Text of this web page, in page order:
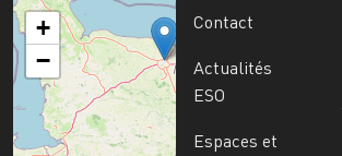
+
−
Contact
Actualités
ESO
Espaces et